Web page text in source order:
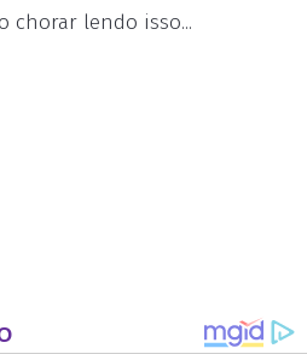
chorar lendo isso...